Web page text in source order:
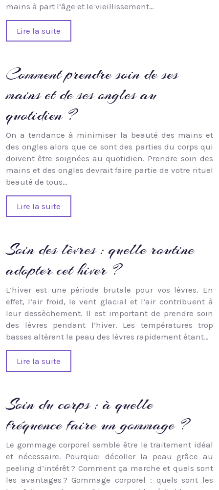
mains à part l’âge et le vieillissement…
Lire la suite
Comment prendre soin de ses
mains et de ses ongles au
quotidien ?
On a tendance à minimiser la beauté des mains et
des ongles alors que ce sont des parties du corps qui
doivent être soignées au quotidien. Prendre soin des
mains et des ongles devrait faire partie de votre rituel
beauté de tous…
Lire la suite
Soin des lèvres : quelle routine
adopter cet hiver ?
L’hiver est une période brutale pour vos lèvres. En
effet, l’air froid, le vent glacial et l’air contribuent à
leur dessèchement. Il est important de prendre soin
des lèvres pendant l’hiver. Les températures trop
basses altèrent la peau des lèvres rapidement étant…
Lire la suite
Soin du corps : à quelle
fréquence faire un gommage ?
Le gommage corporel semble être le traitement idéal
et nécessaire. Pourquoi décoller la peau grâce au
peeling d’intérêt ? Comment ça marche et quels sont
les avantages ? Gommage corporel : quels sont les